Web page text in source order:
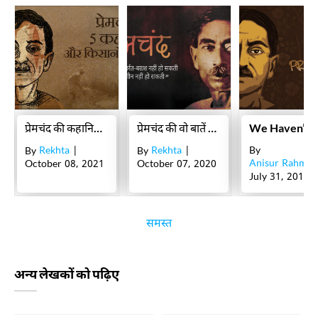
प्रेमचंद की कहानियों के किसानों से मिलिए, जो आज के किसानों से ही मिलते-जुलते हैं
By Rekhta
October 08, 2021
प्रेमचंद की वो बातें जो हमेशा जीवन में नई रौशनी भरती हैं
By Rekhta
October 07, 2020
By
Anisur Rahman
July 31, 2018
समस्त
अन्य लेखकों को पढ़िए